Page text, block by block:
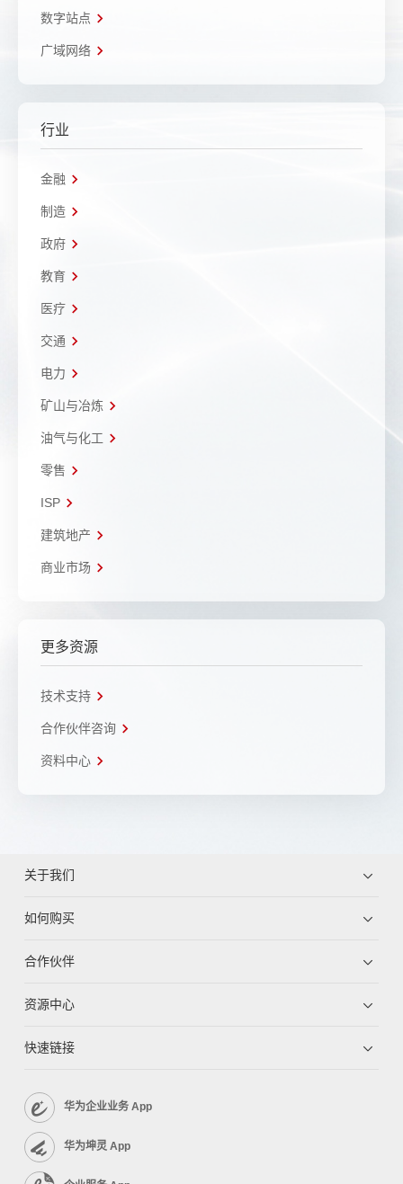
数字站点
广域网络
行业
金融
制造
政府
教育
医疗
交通
电力
矿山与冶炼
油气与化工
零售
ISP
建筑地产
商业市场
更多资源
技术支持
合作伙伴咨询
资料中心
关于我们
如何购买
合作伙伴
资源中心
快速链接
华为企业业务 App
华为坤灵 App